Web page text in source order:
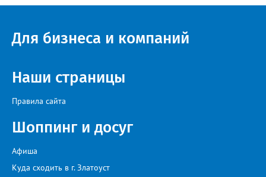
возможность улучшить свои позиции в турнирной таблице и
лидирует «Звезда» из Чебаркуля, в первую тройку также вошли
две челябинские команды – «Спартак» и «Метар».
Для бизнеса и компаний
Наши страницы
Правила сайта
Шоппинг и досуг
Афиша
Куда сходить в г. Златоуст